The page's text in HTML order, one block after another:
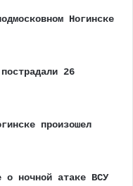
Ногинске
26
произошел
о ночной атаке ВСУ